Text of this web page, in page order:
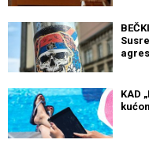
KAD